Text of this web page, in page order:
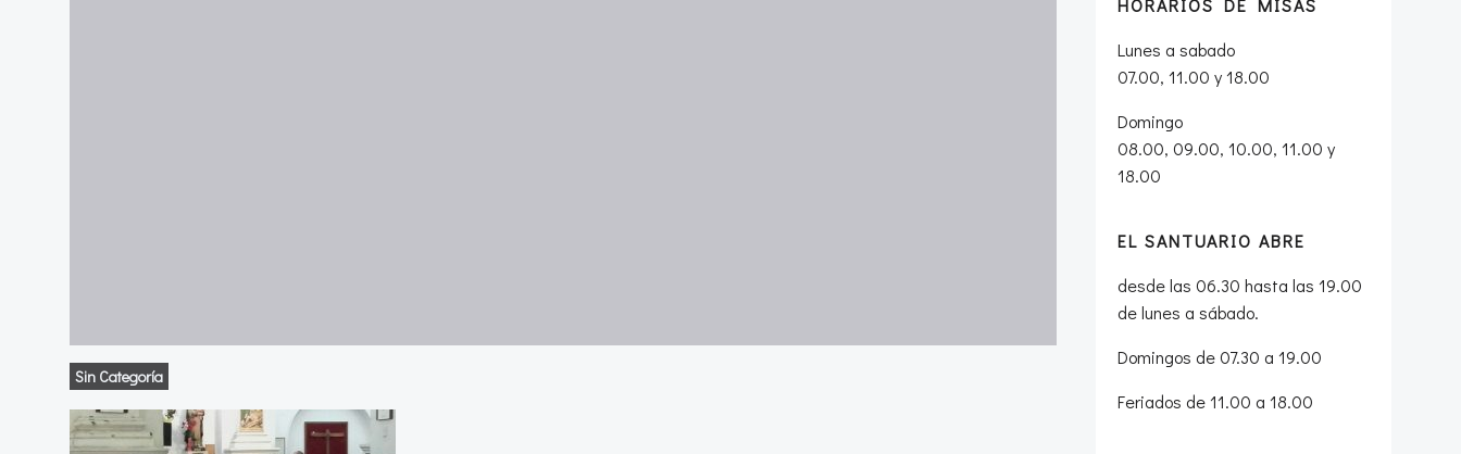
Sin Categoría
HORARIOS DE MISAS
Lunes a sabado
07.00, 11.00 y 18.00
Domingo
08.00, 09.00, 10.00, 11.00 y
18.00
EL SANTUARIO ABRE
desde las 06.30 hasta las 19.00
de lunes a sábado.
Domingos de 07.30 a 19.00
Feriados de 11.00 a 18.00